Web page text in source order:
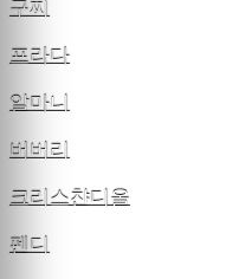
구찌
프라다
알마니
버버리
크리스챤디올
펜디